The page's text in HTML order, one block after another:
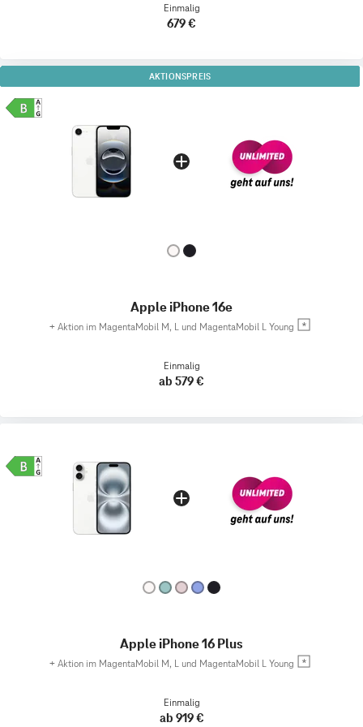
Einmalig
679 €
AKTIONSPREIS
Apple iPhone 16e
+ Aktion im MagentaMobil M, L und MagentaMobil L Young
Einmalig
ab 579 €
Apple iPhone 16 Plus
+ Aktion im MagentaMobil M, L und MagentaMobil L Young
Einmalig
ab 919 €